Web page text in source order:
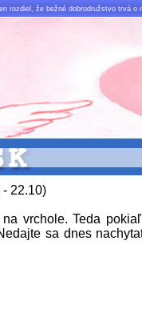
rozdiel, že bežné dobrodružstvo trvá o
- 22.10)
vrchole. Teda
sa dnes